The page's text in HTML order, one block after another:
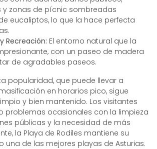
y zonas de pícnic sombreadas
eucaliptos, lo que la hace perfecta
Recreación: El entorno natural que la
con un paseo de madera
de agradables paseos.
popularidad, que puede llevar a
en horarios pico, sigue
y bien mantenido. Los visitantes
problemas ocasionales con la limpieza
públicas y la necesidad de más
la Playa de Rodiles mantiene su
una de las mejores playas de Asturias.